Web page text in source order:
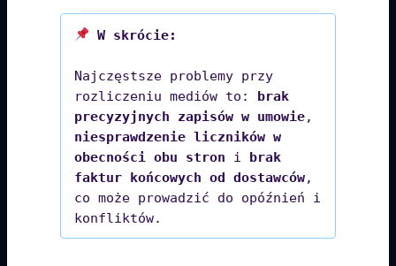
Najczęstsze problemy przy
rozliczeniu mediów to: brak
precyzyjnych zapisów w umowie
niesprawdzenie liczników w
obecności obu stron i
brak
faktur końcowych od dostawców,
co może prowadzić do opóźnień i
konfliktów.